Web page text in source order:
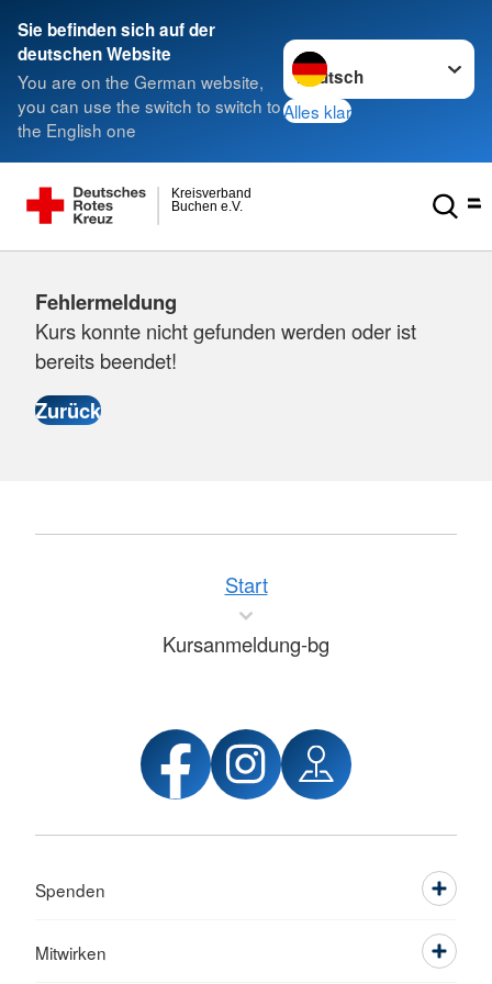
Sie befinden sich auf der
deutschen Website
You are on the German website,
you can use the switch to switch to
the English one
Sprache wechseln zu
Alles klar
Buchen e.V.
Kreisverband
Fehlermeldung
Kurs konnte nicht gefunden werden oder ist
bereits beendet!
Start
Kursanmeldung-bg
Spenden
Mitwirken